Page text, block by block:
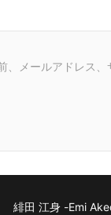
メールアドレス、
緋田 江身 -Emi